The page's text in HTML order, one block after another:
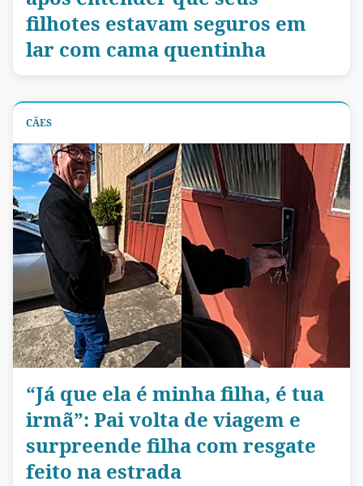
filhotes estavam seguros em
lar com cama quentinha
CÃES
“Já que ela é minha filha, é tua
irmã”: Pai volta de viagem e
surpreende filha com resgate
feito na estrada